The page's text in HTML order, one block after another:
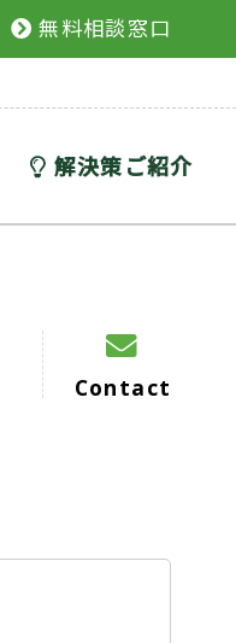
無料相談窓口
解決策ご紹介
Contact